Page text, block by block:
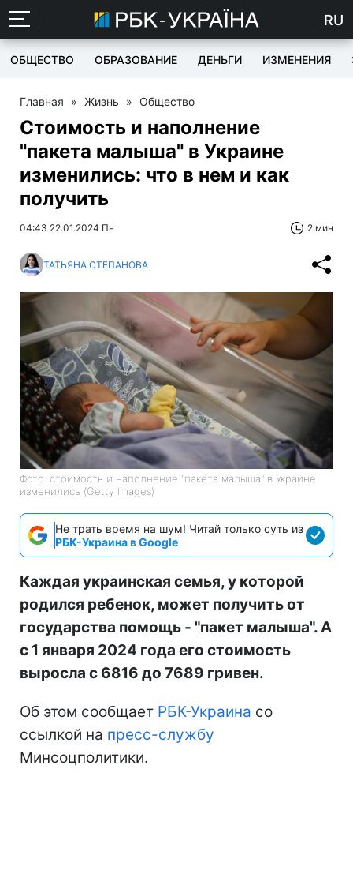
RU
ОБЩЕСТВО ОБРАЗОВАНИЕ ДЕНЬГИ ИЗМЕНЕНИЯ
Главная » Жизнь » Общество
Стоимость и наполнение
"пакета малыша" в Украине
изменились: что в нем и как
получить
04:43 22.01.2024 Пн 2 мин
ТАТЬЯНА СТЕПАНОВА
Фото: стоимость и наполнение "пакета малыша" в Украине
изменились (Getty Images)
Не трать время на шум! Читай только суть из
РБК-Украина в Google
Каждая украинская семья, у которой
родился ребенок, может получить от
государства помощь - "пакет малыша". А
с 1 января 2024 года его стоимость
выросла с 6816 до 7689 гривен.
Об этом сообщает РБК-Украина со
ссылкой на пресс-службу
Минсоцполитики.